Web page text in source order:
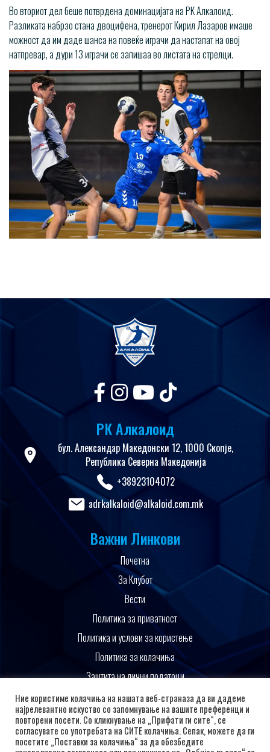
Во вториот дел беше потврдена доминацијата на РК Алкалоид.
Разликата набрзо стана двоцифена, тренерот Кирил Лазаров имаше
можност да им даде шанса на повеќе играчи да настапат на овој
натпревар, а дури 13 играчи се запишаа во листата на стрелци.
РК Алкалоид
бул. Александар Македонски 12, 1000 Скопје,
Република Северна Македонија
+38923104072
adrkalkaloid@alkaloid.com.mk
Важни Линкови
Почетна
За Клубот
Вести
Политика за приватност
Политика и услови за користење
Политика за колачиња
Заштита на лични податоци
Поддржано од
Ние користиме колачиња на нашата веб-страназа да ви дадеме
најрелевантно искуство со запомнување на вашите преференци и
повторени посети. Со кликнување на „Прифати ги сите“, се
согласувате со употребата на СИТЕ колачиња. Сепак, можете да ги
посетите „Поставки за колачиња“ за да обезбедите